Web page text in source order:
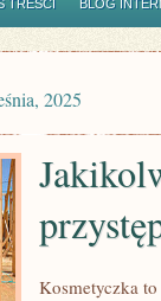
TREŚCI BLOG
2025
Kosmetyczka to